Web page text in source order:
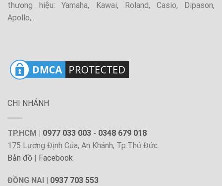
thương hiệu: Yamaha, Kawai, Roland, Casio, Dipason,
Apollo,..
CHI NHÁNH
TP.HCM | 0977 033 003 - 0348 679 018
175 Lương Định Của, An Khánh, Tp.Thủ Đức.
Bản đồ | Facebook
ĐỒNG NAI | 0937 703 553